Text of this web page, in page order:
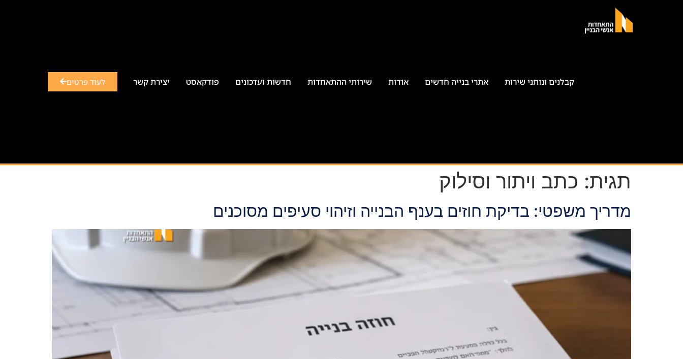
קבלנים ונותני שירות אתרי בנייה חדשים אודות שירותי ההתאחדות חדשות ועדכונים פודקאסט יצירת קשר לעוד פרטים
תגית: כתב ויתור וסילוק
מדריך משפטי: בדיקת חוזים בענף הבנייה וזיהוי סעיפים מסוכנים